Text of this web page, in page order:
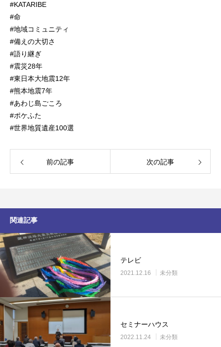
#KATARIBE
#命
#地域コミュニティ
#備えの大切さ
#語り継ぎ
#震災28年
#東日本大地震12年
#熊本地震7年
#あわじ島ごころ
#ポケふた
#世界地質遺産100選
前の記事 次の記事
関連記事
テレビ
2021.12.16 未分類
セミナーハウス
2022.11.24 未分類